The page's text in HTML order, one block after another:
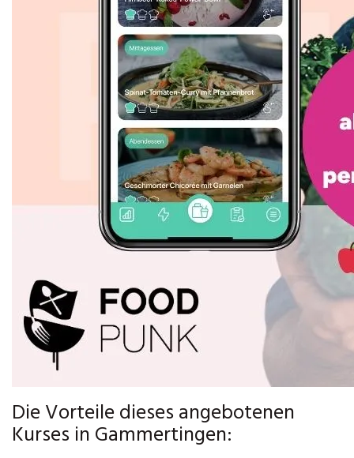
Die Vorteile dieses angebotenen
Kurses in Gammertingen: